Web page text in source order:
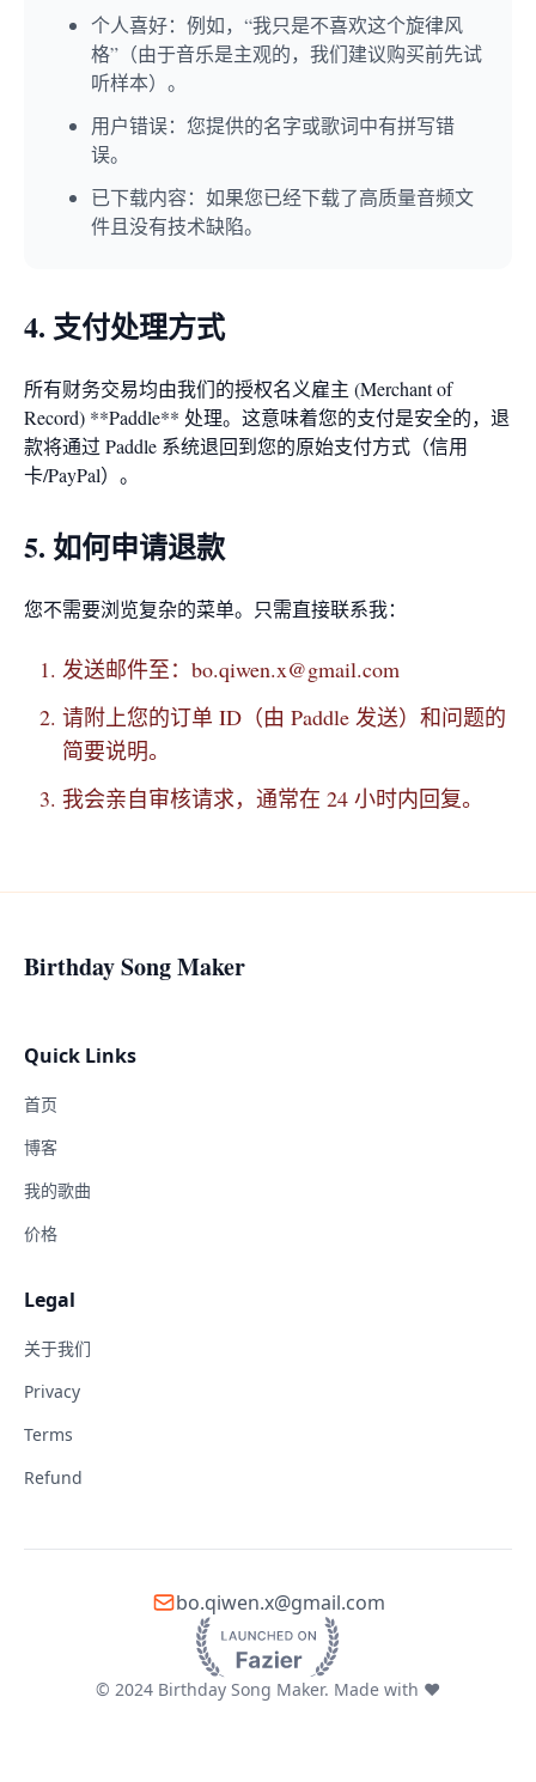
个人喜好：例如，“我只是不喜欢这个旋律风
格”（由于音乐是主观的，我们建议购买前先试
听样本）。
用户错误：您提供的名字或歌词中有拼写错
误。
已下载内容：如果您已经下载了高质量音频文
件且没有技术缺陷。
4. 支付处理方式
所有财务交易均由我们的授权名义雇主 (Merchant of
Record) **Paddle** 处理。这意味着您的支付是安全的，退
款将通过 Paddle 系统退回到您的原始支付方式（信用
卡/PayPal）。
5. 如何申请退款
您不需要浏览复杂的菜单。只需直接联系我：
发送邮件至： bo.qiwen.x@gmail.com
请附上您的订单 ID（由 Paddle 发送）和问题的
简要说明。
我会亲自审核请求，通常在 24 小时内回复。
Birthday Song Maker
Quick Links
首页
博客
我的歌曲
价格
Legal
关于我们
Privacy
Terms
Refund
bo.qiwen.x@gmail.com
© 2024 Birthday Song Maker. Made with ❤️